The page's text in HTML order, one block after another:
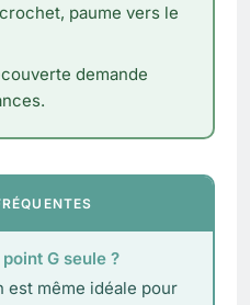
paume vers le
demande
G seule ?
est même idéale pour